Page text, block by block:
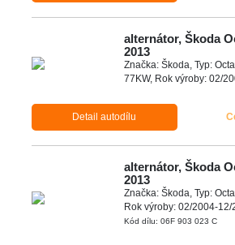
alternátor, Škoda
2013
Značka: Škoda, Typ:
77KW, Rok výroby: 02/
Detail autodílu
alternátor, Škoda
2013
Značka: Škoda, Typ:
Rok výroby: 02/2004-12/
Kód dílu: 06F 903 023 C